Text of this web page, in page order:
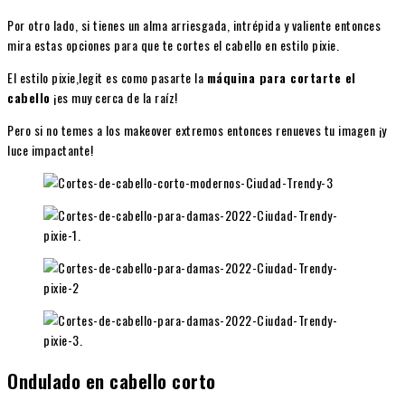
Por otro lado, si tienes un alma arriesgada, intrépida y valiente entonces
mira estas opciones para que te cortes el cabello en estilo pixie.
El estilo pixie,legit es como pasarte la máquina para cortarte el
cabello ¡es muy cerca de la raíz!
Pero si no temes a los makeover extremos entonces renueves tu imagen ¡y
luce impactante!
Ondulado en cabello corto